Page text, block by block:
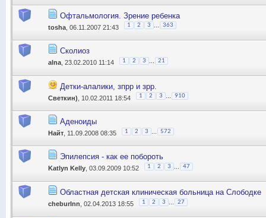
Офтальмология. Зрение ребенка
tosha , 06.11.2007 21:43 1 2 3 363
Сколиоз
alna , 23.02.2010 11:14 1 2 3 21
Детки-алалики, зпрр и зрр.
Светкин) , 10.02.2011 18:54 1 2 3 910
Аденоиды
Найт , 11.09.2008 08:35 1 2 3 572
Эпилепсия - как ее побороть
Katlyn Kelly , 03.09.2009 10:52 1 2 3 47
Областная детская клиническая больница на Слободке
cheburInn , 02.04.2013 18:55 1 2 3 27